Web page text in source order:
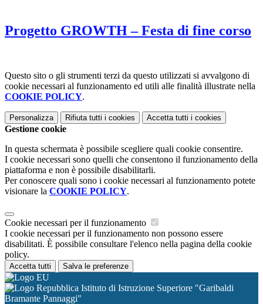
Progetto GROWTH – Festa di fine corso
Questo sito o gli strumenti terzi da questo utilizzati si avvalgono di
cookie necessari al funzionamento ed utili alle finalità illustrate nella
COOKIE POLICY.
Personalizza Rifiuta tutti i cookies Accetta tutti i cookies
Gestione cookie
In questa schermata è possibile scegliere quali cookie consentire.
I cookie necessari sono quelli che consentono il funzionamento della
piattaforma e non è possibile disabilitarli.
Per conoscere quali sono i cookie necessari al funzionamento potete
visionare la COOKIE POLICY.
Cookie necessari per il funzionamento
I cookie necessari per il funzionamento non possono essere
disabilitati. È possibile consultare l'elenco nella pagina della cookie
policy.
Accetta tutti Salva le preferenze
Istituto di Istruzione Superiore "Garibaldi
Bramante Pannaggi"